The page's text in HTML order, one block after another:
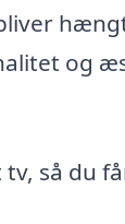
og
så du